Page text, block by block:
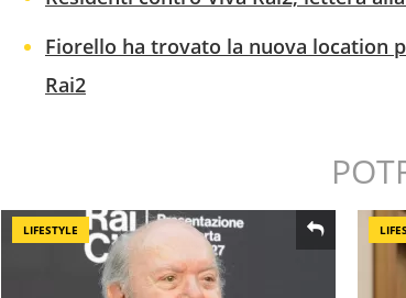
Fiorello ha trovato la nuova location
Rai2
LIFESTYLE